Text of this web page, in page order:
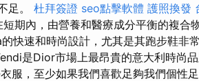
足。 杜拜簽證 seo點擊軟體 護照換發
短期內，由營養和醫療成分平衡的複合
快速和時尚設計，尤其是其跑步鞋非
是Dior市場上最昂貴的意大利時尚
服，至少如果我們喜歡足夠我們個性